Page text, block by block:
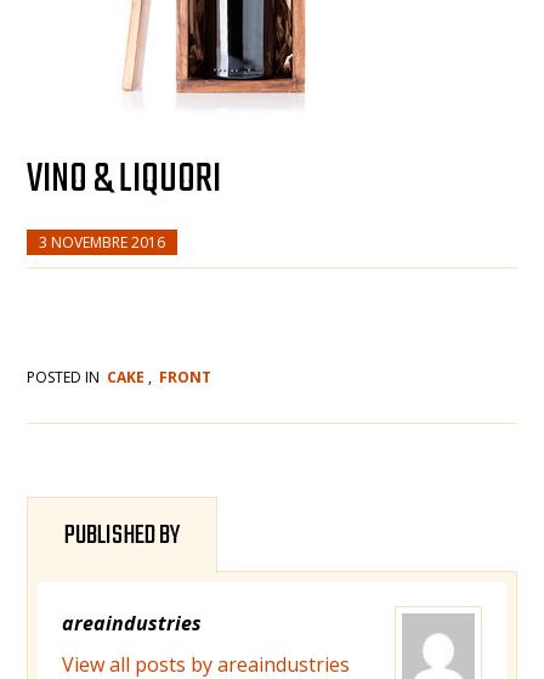
VINO & LIQUORI
3 NOVEMBRE 2016
POSTED IN CAKE , FRONT
PUBLISHED BY
areaindustries
View all posts by areaindustries